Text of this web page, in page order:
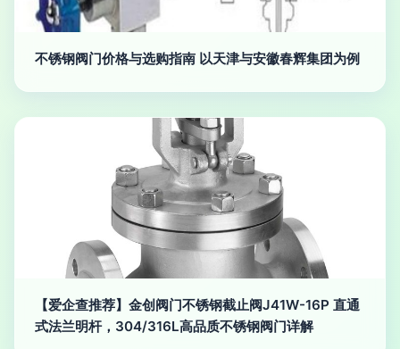
不锈钢阀门价格与选购指南 以天津与安徽春辉集团为例
【爱企查推荐】金创阀门不锈钢截止阀J41W-16P 直通
式法兰明杆，304/316L高品质不锈钢阀门详解